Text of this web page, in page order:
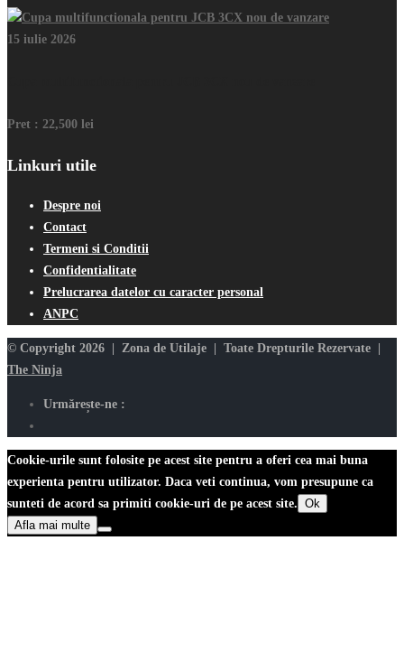
15 iulie 2026
Pret : 22,500 lei
Linkuri utile
Despre noi
Contact
Termeni si Conditii
Confidentialitate
Prelucrarea datelor cu caracter personal
ANPC
© Copyright 2026 | Zona de Utilaje | Toate Drepturile Rezervate |
The Ninja
Urmărește-ne :
Cookie-urile sunt folosite pe acest site pentru a oferi cea mai buna
experienta pentru utilizator. Daca veti continua, vom presupune ca
sunteti de acord sa primiti cookie-uri de pe acest site. Ok
Afla mai multe